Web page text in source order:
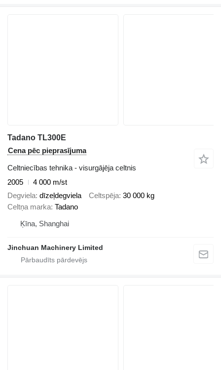
Tadano TL300E
Cena pēc pieprasījuma
Celtniecības tehnika - visurgājēja celtnis
2005
4 000 m/st
Degviela dīzeļdegviela Celtspēja 30 000 kg
Celtņa marka Tadano
Ķīna, Shanghai
Jinchuan Machinery Limited